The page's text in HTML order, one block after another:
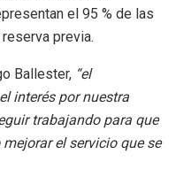
el 95 % de las
previa.
Ballester, “el
interés por nuestra
trabajando para que
el servicio que se